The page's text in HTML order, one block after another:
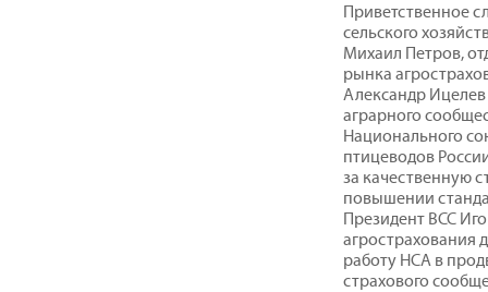
Приветственное
сельского
Михаил Петров,
рынка
Александр
аграрного
Национального
птицеводов
за качественную
повышении
Президент ВСС
агрострахования
работу НСА в
страхового